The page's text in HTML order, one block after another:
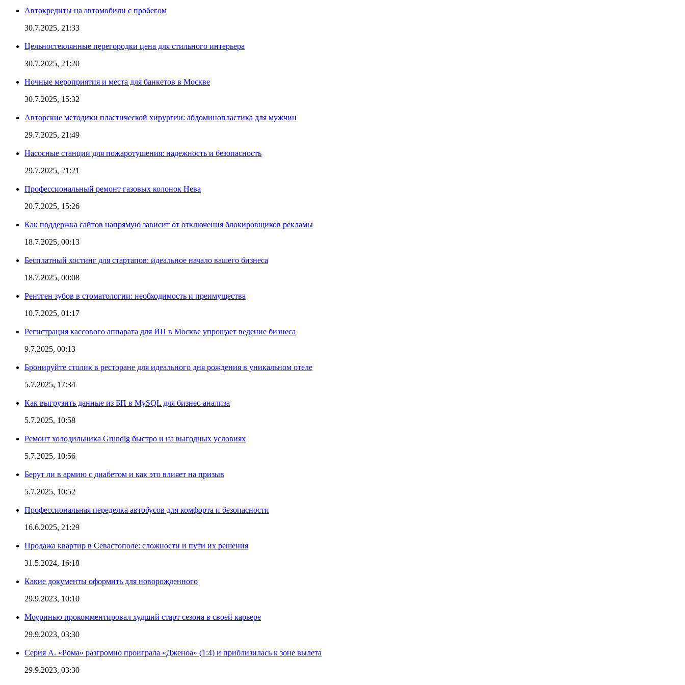
Автокредиты на автомобили с пробегом
30.7.2025, 21:33
Цельностеклянные перегородки цена для стильного интерьера
30.7.2025, 21:20
Ночные мероприятия и места для банкетов в Москве
30.7.2025, 15:32
Авторские методики пластической хирургии: абдоминопластика для мужчин
29.7.2025, 21:49
Насосные станции для пожаротушения: надежность и безопасность
29.7.2025, 21:21
Профессиональный ремонт газовых колонок Нева
20.7.2025, 15:26
Как поддержка сайтов напрямую зависит от отключения блокировщиков рекламы
18.7.2025, 00:13
Бесплатный хостинг для стартапов: идеальное начало вашего бизнеса
18.7.2025, 00:08
Рентген зубов в стоматологии: необходимость и преимущества
10.7.2025, 01:17
Регистрация кассового аппарата для ИП в Москве упрощает ведение бизнеса
9.7.2025, 00:13
Бронируйте столик в ресторане для идеального дня рождения в уникальном отеле
5.7.2025, 17:34
Как выгрузить данные из БП в MySQL для бизнес-анализа
5.7.2025, 10:58
Ремонт холодильника Grundig быстро и на выгодных условиях
5.7.2025, 10:56
Берут ли в армию с диабетом и как это влияет на призыв
5.7.2025, 10:52
Профессиональная переделка автобусов для комфорта и безопасности
16.6.2025, 21:29
Продажа квартир в Севастополе: сложности и пути их решения
31.5.2024, 16:18
Какие документы оформить для новорожденного
29.9.2023, 10:10
Моуринью прокомментировал худший старт сезона в своей карьере
29.9.2023, 03:30
Серия А. «Рома» разгромно проиграла «Дженоа» (1:4) и приблизилась к зоне вылета
29.9.2023, 03:30